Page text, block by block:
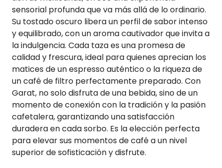
sensorial profunda que va más allá de lo ordinario.
Su tostado oscuro libera un perfil de sabor intenso
y equilibrado, con un aroma cautivador que invita a
la indulgencia. Cada taza es una promesa de
calidad y frescura, ideal para quienes aprecian los
matices de un espresso auténtico o la riqueza de
un café de filtro perfectamente preparado. Con
Garat, no solo disfruta de una bebida, sino de un
momento de conexión con la tradición y la pasión
cafetalera, garantizando una satisfacción
duradera en cada sorbo. Es la elección perfecta
para elevar sus momentos de café a un nivel
superior de sofisticación y disfrute.